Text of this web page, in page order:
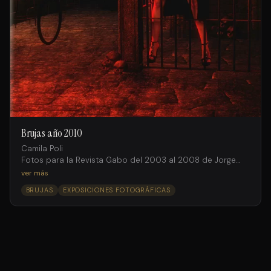
Brujas año 2010
Camila Poli
Fotos para la Revista Gabo del 2003 al 2008 de Jorge
Salto intervenidas digitalmente por Facundo Iglesias
Producción
Mariana Solís
ver más
BRUJAS EXPOSICIONES FOTOGRÁFICAS